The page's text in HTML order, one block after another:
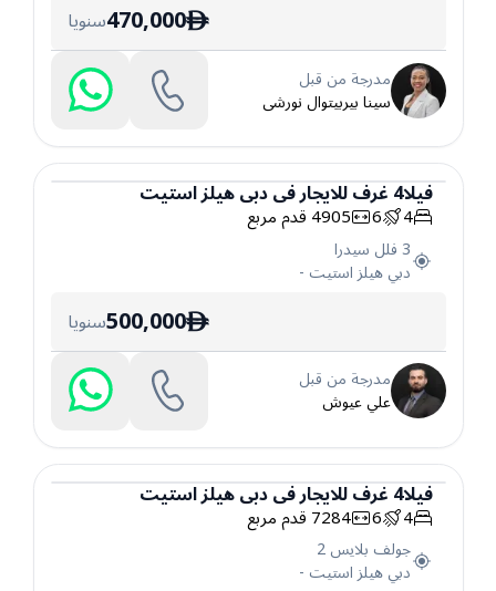
ê
470,000سنويا
مدرجة من قبل
سينا بيربيتوال نورشى
فيلا
فيلا4غرفللايجارفيدبي هيلز استيت
4
6
4905قدم مربع
3 فلل سيدرا
دبي هيلز استيت -
ê
500,000سنويا
مدرجة من قبل
علي عيوش
فيلا
فيلا4غرفللايجارفيدبي هيلز استيت
4
6
7284قدم مربع
جولف بلايس 2
دبي هيلز استيت -